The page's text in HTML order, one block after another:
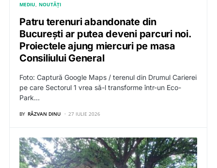
MEDIU NOUTĂȚI
Patru terenuri abandonate din
București ar putea deveni parcuri noi.
Proiectele ajung miercuri pe masa
Consiliului General
Foto: Captură Google Maps / terenul din Drumul Carierei
pe care Sectorul 1 vrea să-l transforme într-un Eco-
Park…
BY RĂZVAN DINU 27 IULIE 2026